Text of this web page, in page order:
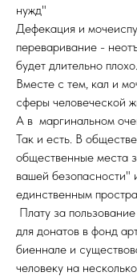
нужд"
Дефекация и
переваривание -
будет длительно плохо.
Вместе с тем, кал и
сферы человеческой
А в маргинальном
Так и есть. В
общественные места
вашей безопасности"
единственным
Плату за
для донатов в фонд
биеннале и
человеку на